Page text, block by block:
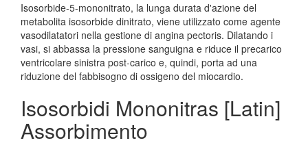
Isosorbide-5-mononitrato, la lunga durata d'azione del
metabolita isosorbide dinitrato, viene utilizzato come agente
vasodilatatori nella gestione di angina pectoris. Dilatando i
vasi, si abbassa la pressione sanguigna e riduce il precarico
ventricolare sinistra post-carico e, quindi, porta ad una
riduzione del fabbisogno di ossigeno del miocardio.
Isosorbidi Mononitras [Latin]
Assorbimento